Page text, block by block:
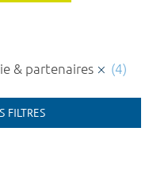
& partenaires (4)
FILTRES